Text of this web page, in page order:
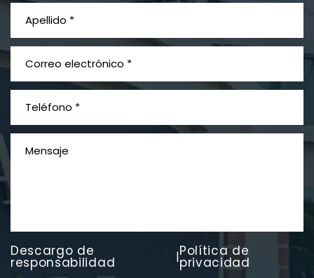
¿Qué es el mesotelioma?
PVC Cloruro de polivinilo
Exposición
Descargo de
responsabilidad |Política de
privacidad